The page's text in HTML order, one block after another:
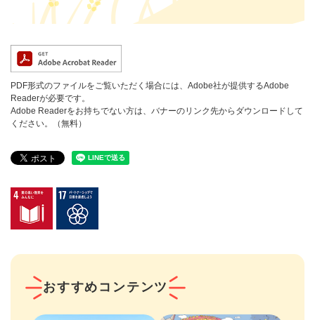
PDF形式のファイルをご覧いただく場合には、Adobe社が提供するAdobe
Readerが必要です。
Adobe Readerをお持ちでない方は、バナーのリンク先からダウンロードして
ください。（無料）
おすすめコンテンツ